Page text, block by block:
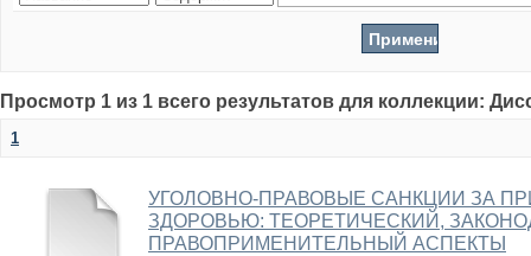
Просмотр 1 из 1 всего результатов для коллекции:
1
УГОЛОВНО-ПРАВОВЫЕ САНКЦИИ ЗА
ЗДОРОВЬЮ: ТЕОРЕТИЧЕСКИЙ,
ПРАВОПРИМЕНИТЕЛЬНЫЙ АСПЕКТЫ